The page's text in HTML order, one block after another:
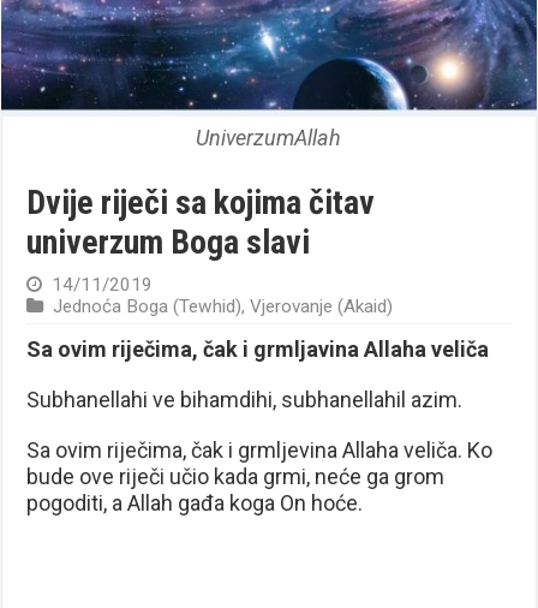
UniverzumAllah
Dvije riječi sa kojima čitav
univerzum Boga slavi
14/11/2019
Jednoća Boga (Tewhid),Vjerovanje (Akaid)
Sa ovim riječima, čak i grmljavina Allaha veliča
Subhanellahi ve bihamdihi, subhanellahil azim.
Sa ovim riječima, čak i grmljevina Allaha veliča. Ko
bude ove riječi učio kada grmi, neće ga grom
pogoditi, a Allah gađa koga On hoće.